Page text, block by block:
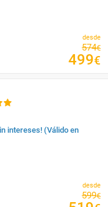
desde
574€
499€
intereses! (Válido en
desde
599€